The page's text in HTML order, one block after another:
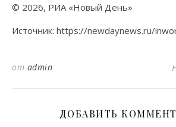
© 2026, РИА «Новый День»
Источник: https://newdaynews.ru/
от admin
ДОБАВИТЬ